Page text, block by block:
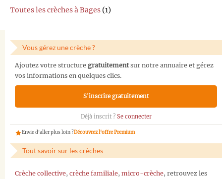
Toutes les crèches à Bages (1)
Vous gérez une crèche ?
Ajoutez votre structure gratuitementsur notre annuaire et gérez
vos informations en quelques clics.
S'inscrire gratuitement
Déjà inscrit ? Se connecter
Envie d'aller plus loin ?Découvrez l'offre Premium
Tout savoir sur les crèches
Crèche collective, crèche familiale, micro-crèche, retrouvez les